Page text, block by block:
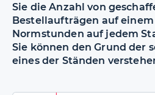
Sie die Anzahl von
Bestellaufträgen auf
Normstunden auf jedem
Sie können den Grund der
eines der Ständen